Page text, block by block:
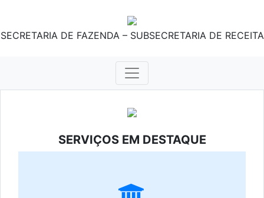
SECRETARIA DE FAZENDA – SUBSECRETARIA DE RECEITA
SERVIÇOS EM DESTAQUE